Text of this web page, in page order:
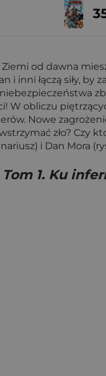
od dawna
inni łączą siły, by
W obliczu
Nowe
zło? Czy
i Dan Mora
1. Ku